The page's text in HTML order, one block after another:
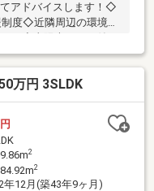
アドバイスします！◇
度◇近隣周辺の環境～
ー付き駐車スペース有
ち着く広々和室！◇お
悩みの方も是非お気軽
なる内容も疑問が無く
ートさせて頂きます！
万円 3SLDK
2
2
年12月(築43年9ヶ月)